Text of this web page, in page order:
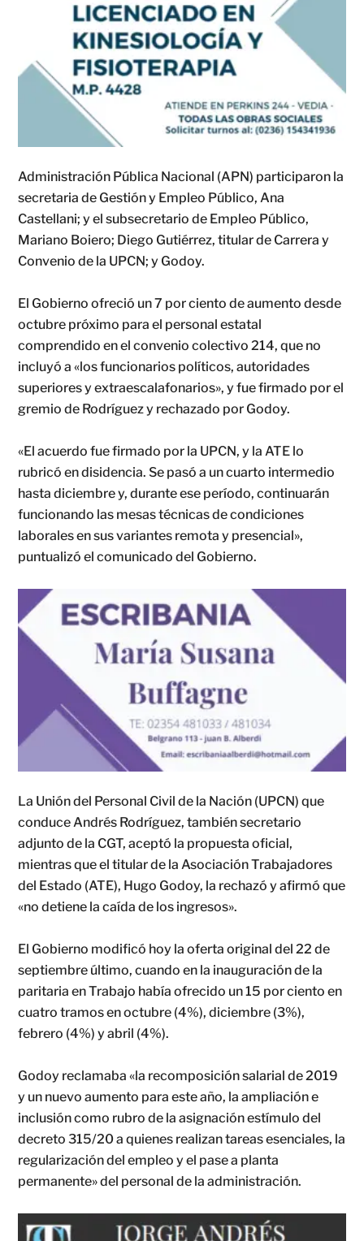
Administración Pública Nacional (APN) participaron la
secretaria de Gestión y Empleo Público, Ana
Castellani; y el subsecretario de Empleo Público,
Mariano Boiero; Diego Gutiérrez, titular de Carrera y
Convenio de la UPCN; y Godoy.
El Gobierno ofreció un 7 por ciento de aumento desde
octubre próximo para el personal estatal
comprendido en el convenio colectivo 214, que no
incluyó a «los funcionarios políticos, autoridades
superiores y extraescalafonarios», y fue firmado por el
gremio de Rodríguez y rechazado por Godoy.
«El acuerdo fue firmado por la UPCN, y la ATE lo
rubricó en disidencia. Se pasó a un cuarto intermedio
hasta diciembre y, durante ese período, continuarán
funcionando las mesas técnicas de condiciones
laborales en sus variantes remota y presencial»,
puntualizó el comunicado del Gobierno.
La Unión del Personal Civil de la Nación (UPCN) que
conduce Andrés Rodríguez, también secretario
adjunto de la CGT, aceptó la propuesta oficial,
mientras que el titular de la Asociación Trabajadores
del Estado (ATE), Hugo Godoy, la rechazó y afirmó que
«no detiene la caída de los ingresos».
El Gobierno modificó hoy la oferta original del 22 de
septiembre último, cuando en la inauguración de la
paritaria en Trabajo había ofrecido un 15 por ciento en
cuatro tramos en octubre (4%), diciembre (3%),
febrero (4%) y abril (4%).
Godoy reclamaba «la recomposición salarial de 2019
y un nuevo aumento para este año, la ampliación e
inclusión como rubro de la asignación estímulo del
decreto 315/20 a quienes realizan tareas esenciales, la
regularización del empleo y el pase a planta
permanente» del personal de la administración.